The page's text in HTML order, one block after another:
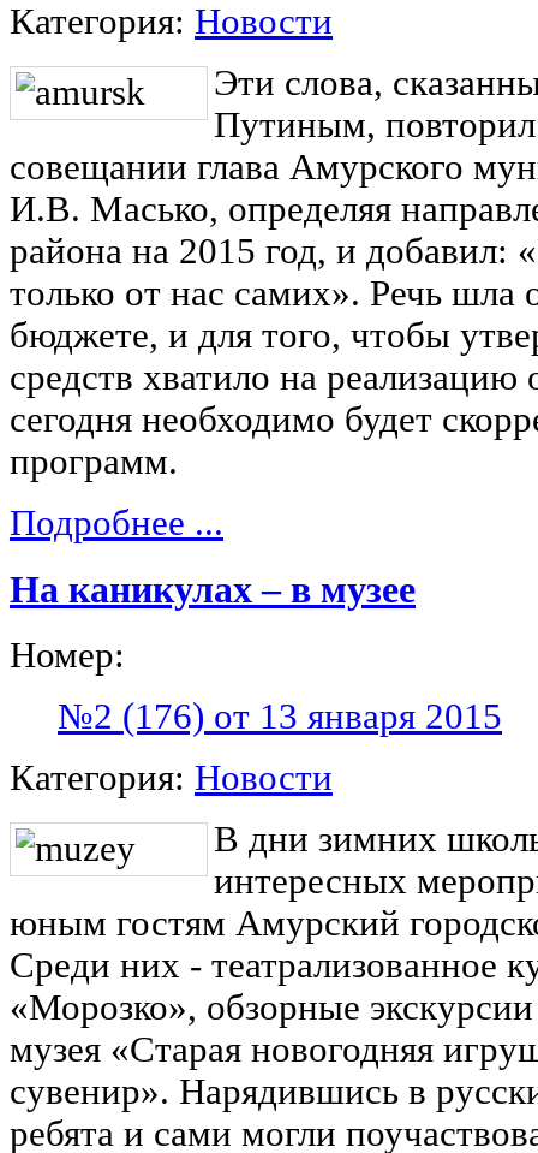
Категория: Новости
Эти слова,
Путиным,
совещании глава Амурского
И.В. Масько, определяя
района на 2015 год, и добавил:
только от нас самих». Речь шла
бюджете, и для того, чтобы
средств хватило на
сегодня необходимо будет
программ.
Подробнее ...
На каникулах – в музее
Номер:
№2 (176) от 13 января 2015
Категория: Новости
В дни зимних
интересных
юным гостям Амурский
Среди них - театрализованное
«Морозко», обзорные
музея «Старая новогодняя
сувенир». Нарядившись в
ребята и сами могли